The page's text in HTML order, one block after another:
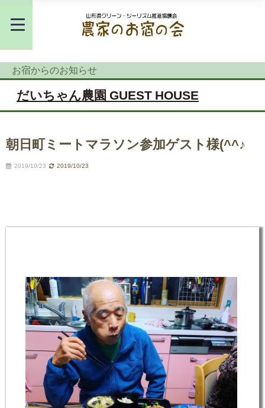
お宿からのお知らせ
だいちゃん農園 GUEST HOUSE
朝日町ミートマラソン参加ゲスト様(^^♪
2019/10/23 2019/10/23